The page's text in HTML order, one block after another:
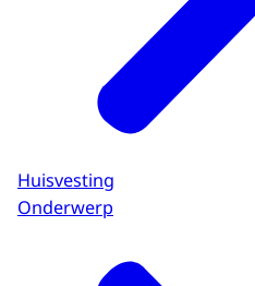
Huisvesting
Onderwerp